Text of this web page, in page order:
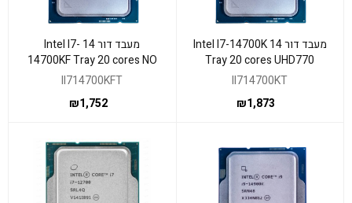
מעבד דור 14 Intel I7-14700K
Tray 20 cores UHD770
LGA1700
II714700KT
₪1,873
מעבד דור 14 Intel I7-
14700KF Tray 20 cores NO
GPU LGA1700
II714700KFT
₪1,752